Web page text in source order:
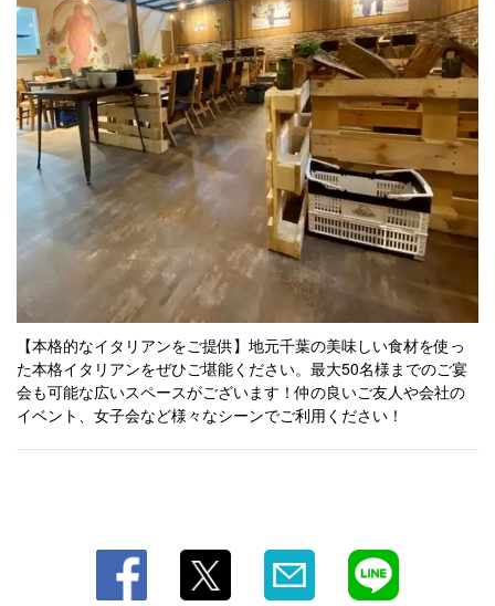
【本格的なイタリアンをご提供】地元千葉の美味しい食材を使っ
た本格イタリアンをぜひご堪能ください。最大50名様までのご宴
会も可能な広いスペースがございます！仲の良いご友人や会社の
イベント、女子会など様々なシーンでご利用ください！